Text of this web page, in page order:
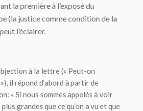
la première à l’exposé du
(la justice comme condition de la
l’éclairer.
à la lettre (« Peut-on
il répond d’abord à partir de
: « Si nous sommes appelés à voir
grandes que ce qu’on a vu et que